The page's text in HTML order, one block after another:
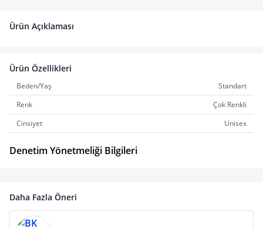
Ürün Açıklaması
Ürün Özellikleri
Beden/Yaş
Standart
Renk
Çok Renkli
Cinsiyet
Unisex
Denetim Yönetmeliği Bilgileri
Daha Fazla Öneri